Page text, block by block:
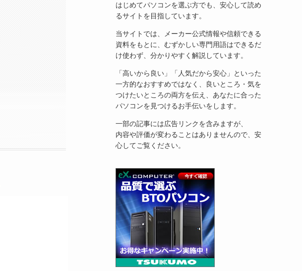
はじめてパソコンを選ぶ方でも、安心して読め
るサイトを目指しています。
当サイトでは、メーカー公式情報や信頼できる
資料をもとに、むずかしい専門用語はできるだ
け使わず、分かりやすく解説しています。
「高いから良い」「人気だから安心」といった
一方的なおすすめではなく、良いところ・気を
つけたいところの両方を伝え、あなたに合った
パソコンを見つけるお手伝いをします。
一部の記事には広告リンクを含みますが、
内容や評価が変わることはありませんので、安
心してご覧ください。